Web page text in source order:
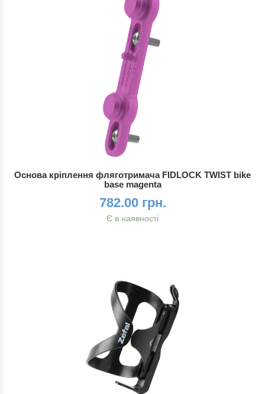
Основа кріплення фляготримача FIDLOCK TWIST bike
base magenta
782.00 грн.
Є в наявності